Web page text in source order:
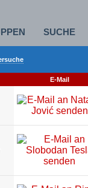
SUCHE
E-Mail